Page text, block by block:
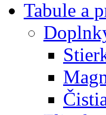
Tabule a